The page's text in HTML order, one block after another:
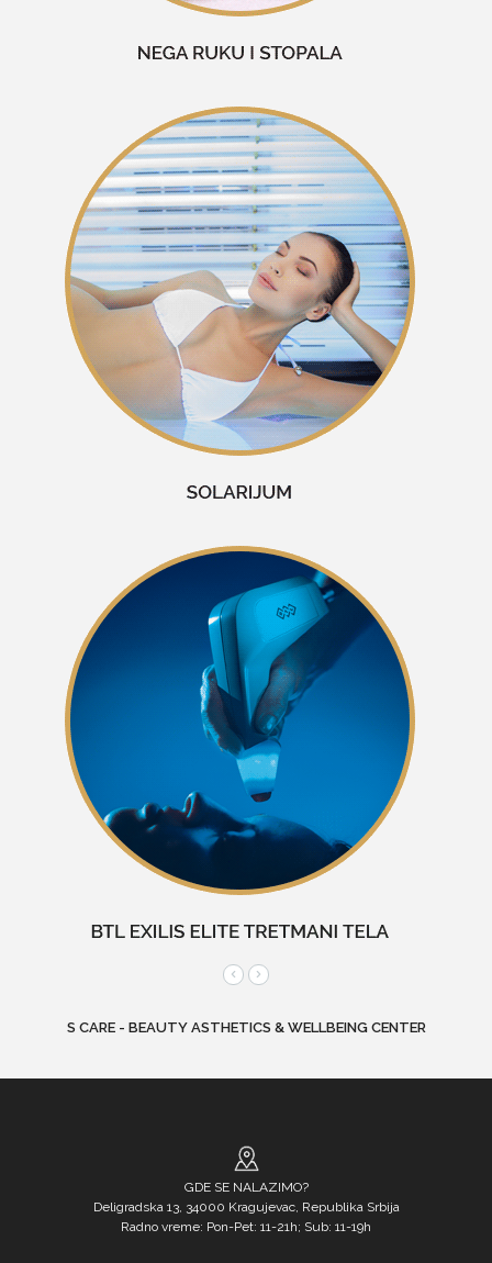
S CARE - BEAUTY ASTHETICS & WELLBEING CENTER
GDE SE NALAZIMO?
Deligradska 13, 34000 Kragujevac, Republika Srbija
Radno vreme: Pon-Pet: 11-21h; Sub: 11-19h